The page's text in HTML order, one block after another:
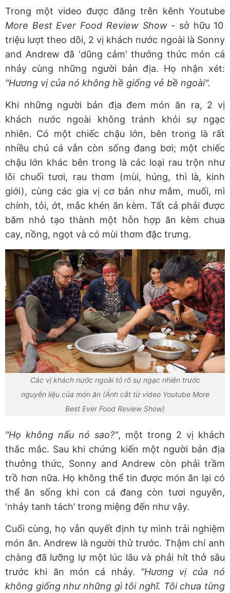
Trong một video được đăng trên kênh Youtube
More Best Ever Food Review Show- sở hữu 10
triệu lượt theo dõi, 2 vị khách nước ngoài là Sonny
and Andrew đã 'dũng cảm' thưởng thức món cá
nhảy cùng những người bản địa. Họ nhận xét:
"Hương vị của nó không hề giống vẻ bề ngoài".
Khi những người bản địa đem món ăn ra, 2 vị
khách nước ngoài không tránh khỏi sự ngạc
nhiên. Có một chiếc chậu lớn, bên trong là rất
nhiều chú cá vẫn còn sống đang bơi; một chiếc
chậu lớn khác bên trong là các loại rau trộn như
lõi chuối tươi, rau thơm (mùi, húng, thì là, kinh
giới), cùng các gia vị cơ bản như mắm, muối, mì
chính, tỏi, ớt, mắc khén ăn kèm. Tất cả phải được
băm nhỏ tạo thành một hỗn hợp ăn kèm chua
cay, nồng, ngọt và có mùi thơm đặc trưng.
Các vị khách nước ngoài tỏ rõ sự ngạc nhiên trước
nguyên liệu của món ăn (Ảnh cắt từ video Youtube More
Best Ever Food Review Show)
"Họ không nấu nó sao?", một trong 2 vị khách
thắc mắc. Sau khi chứng kiến một người bản địa
thưởng thức, Sonny and Andrew còn phải trầm
trồ hơn nữa. Họ không thể tin được món ăn lại có
thể ăn sống khi con cá đang còn tươi nguyên,
‘nhảy tanh tách’ trong miệng đến như vậy.
Cuối cùng, họ vẫn quyết định tự mình trải nghiệm
món ăn. Andrew là người thử trước. Thậm chí anh
chàng đã lưỡng lự một lúc lâu và phải hít thở sâu
trước khi ăn món cá nhảy. "Hương vị của nó
không giống như những gì tôi nghĩ. Tôi chưa từng